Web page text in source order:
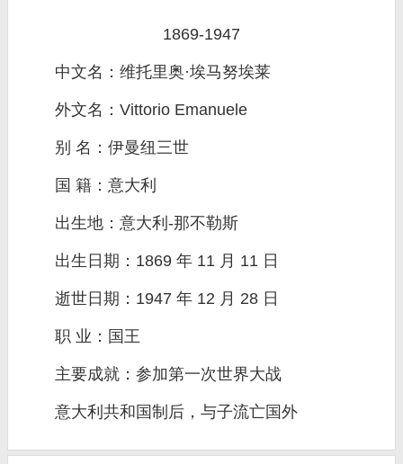
1869-1947
中文名：维托里奥·埃马努埃莱
外文名：Vittorio Emanuele
别 名：伊曼纽三世
国 籍：意大利
出生地：意大利-那不勒斯
出生日期：1869 年 11 月 11 日
逝世日期：1947 年 12 月 28 日
职 业：国王
主要成就：参加第一次世界大战
意大利共和国制后，与子流亡国外